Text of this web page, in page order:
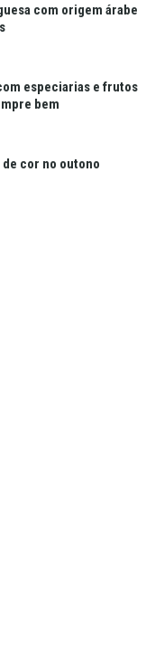
com origem árabe
especiarias e frutos
bem
cor no outono